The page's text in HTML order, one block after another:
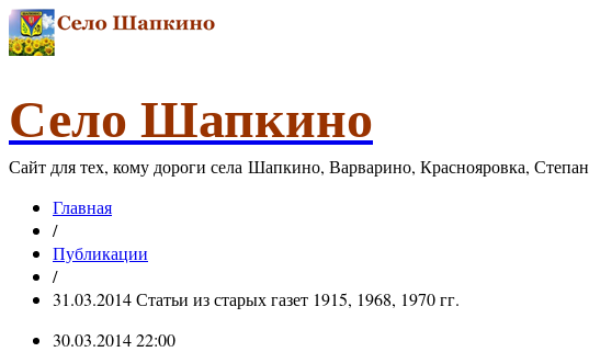
Село Шапкино
Сайт для тех, кому дороги села Шапкино, Варварино, Краснояровка,
Главная
/
Публикации
/
31.03.2014 Статьи из старых газет 1915, 1968, 1970 гг.
30.03.2014 22:00